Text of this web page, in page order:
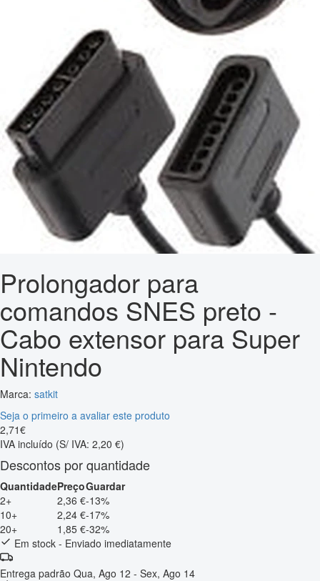
Prolongador para
comandos SNES preto -
Cabo extensor para Super
Nintendo
Marca: satkit
Seja o primeiro a avaliar este produto
2,71€
IVA incluído (S/ IVA: 2,20 €)
Descontos por quantidade
QuantidadePreçoGuardar
2+
2,36 €-13%
10+
2,24 €-17%
20+
1,85 €-32%
Em stock - Enviado imediatamente
Entrega padrão Qua, Ago 12 - Sex, Ago 14